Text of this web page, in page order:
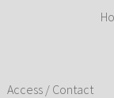
Access / Contact